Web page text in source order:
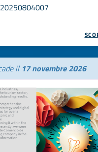
il 17 novembre 2026